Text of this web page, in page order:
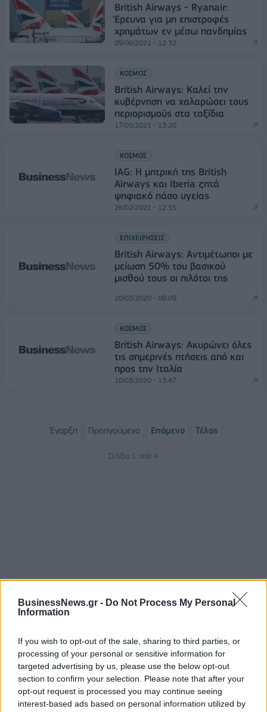
BusinessNews.gr - Do Not Process My Personal
Information
If you wish to opt-out of the sale, sharing to third parties, or
processing of your personal or sensitive information for
targeted advertising by us, please use the below opt-out
section to confirm your selection. Please note that after your
opt-out request is processed you may continue seeing
interest-based ads based on personal information utilized by
British Airways - Ryanair:
Έρευνα για μη επιστροφές
χρημάτων εν μέσω πανδημίας
09/06/2021 - 12:32
ΚΟΣΜΟΣ
British Airways: Καλεί την
κυβέρνηση να χαλαρώσει τους
περιορισμούς στα ταξίδια
17/05/2021 - 13:20
ΚΟΣΜΟΣ
IAG: Η μητρική της British
Airways και Iberia ζητά
ψηφιακό πάσο υγείας
26/02/2021 - 12:55
ΕΠΙΧΕΙΡΗΣΕΙΣ
British Airways: Αντιμέτωποι με
μείωση 50% του βασικού
μισθού τους οι πιλότοι της
20/03/2020 - 08:09
ΚΟΣΜΟΣ
British Airways: Ακυρώνει όλες
τις σημερινές πτήσεις από και
προς την Ιταλία
10/03/2020 - 13:47
Έναρξη Προηγούμενο Επόμενο Τέλος
Σελίδα 1 από 4
ΡΟΗ ΕΙΔΗΣΕΩΝ
ΥΠΑΑΤ: Επιπλέον 12,5 εκατ. ευρώ στις Περιφέρειες
για την ενίσχυση της βιοασφάλειας
07/08/2026 - 17:02 ΟΙΚΟΝΟΜΙΑ
Deloitte Ελλάδος: Χρηματοοικονομικός σύμβουλος
της ΔΕΗ για την είσοδο στην πολωνική αγορά